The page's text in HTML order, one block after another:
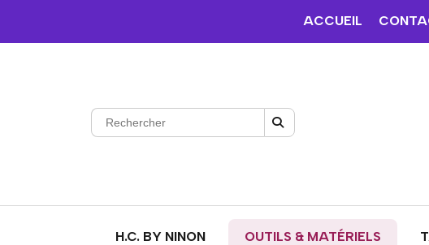
ACCUEIL
H.C. BY NINON OUTILS & MATÉRIELS